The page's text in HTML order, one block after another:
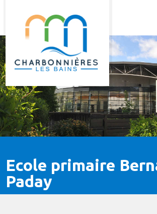
Ecole primaire
Paday